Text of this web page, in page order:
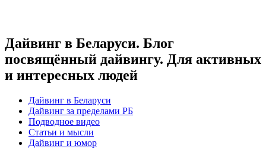
Дайвинг в Беларуси. Блог
посвящённый дайвингу. Для активных
и интересных людей
Дайвинг в Беларуси
Дайвинг за пределами РБ
Подводное видео
Статьи и мысли
Дайвинг и юмор